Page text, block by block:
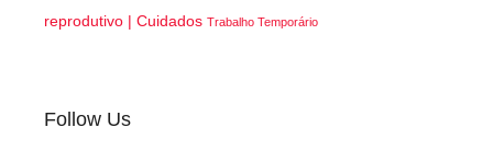
reprodutivo | Cuidados Trabalho Temporário
Follow Us